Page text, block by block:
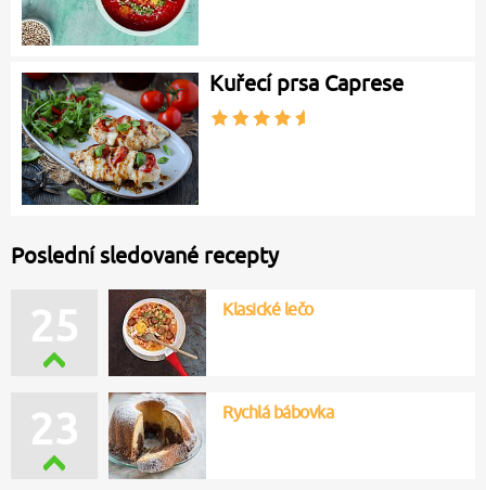
Kuřecí prsa Caprese
Poslední sledované recepty
25 Klasické lečo
23 Rychlá bábovka